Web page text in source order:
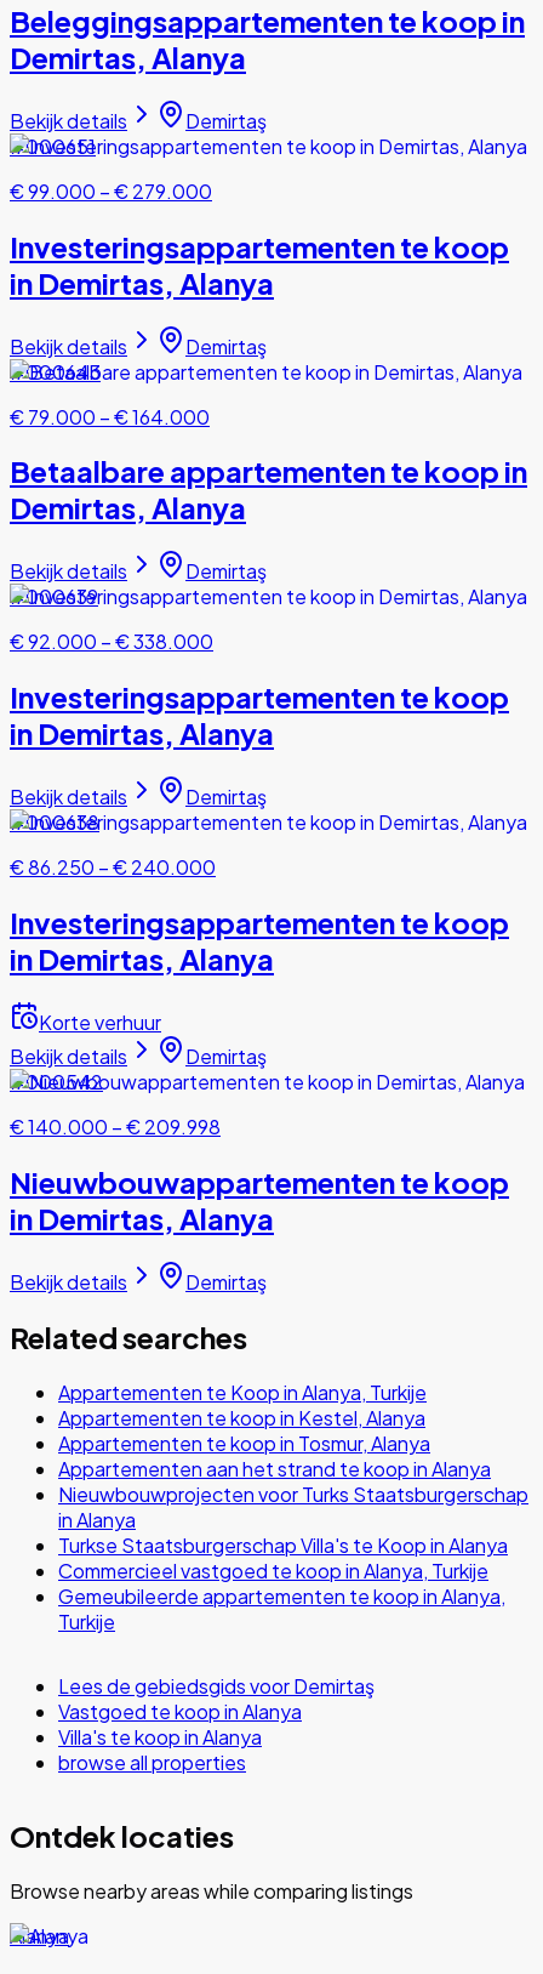
Beleggingsappartementen te koop in
Demirtas, Alanya
Bekijk details
Demirtaş
#000651
€ 99.000 –€ 279.000
Investeringsappartementen te koop
in Demirtas, Alanya
Bekijk details
Demirtaş
#000643
€ 79.000 –€ 164.000
Betaalbare appartementen te koop in
Demirtas, Alanya
Bekijk details
Demirtaş
#000639
€ 92.000 –€ 338.000
Investeringsappartementen te koop
in Demirtas, Alanya
Bekijk details
Demirtaş
#000638
€ 86.250 –€ 240.000
Investeringsappartementen te koop
in Demirtas, Alanya
Korte verhuur
Bekijk details
Demirtaş
#000542
€ 140.000 –€ 209.998
Nieuwbouwappartementen te koop
in Demirtas, Alanya
Bekijk details Demirtaş
Related searches
Appartementen te Koop in Alanya, Turkije
Appartementen te koop in Kestel, Alanya
Appartementen te koop in Tosmur, Alanya
Appartementen aan het strand te koop in Alanya
Nieuwbouwprojecten voor Turks Staatsburgerschap
in Alanya
Turkse Staatsburgerschap Villa's te Koop in Alanya
Commercieel vastgoed te koop in Alanya, Turkije
Gemeubileerde appartementen te koop in Alanya,
Turkije
Lees de gebiedsgids voor Demirtaş
Vastgoed te koop in Alanya
Villa's te koop in Alanya
browse all properties
Ontdek locaties
Browse nearby areas while comparing listings
Alanya